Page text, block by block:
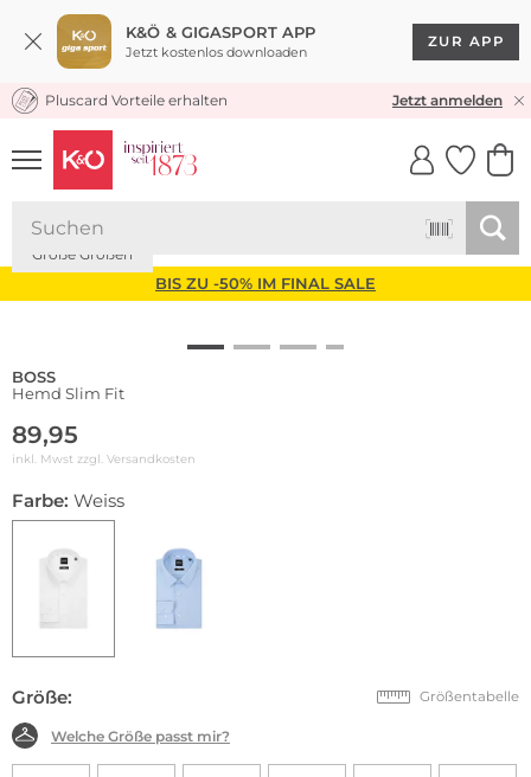
K&Ö & GIGASPORT APP
Jetzt kostenlos downloaden
ZUR APP
KOSTENLOSER VERSAND* & RÜCKVERSAND
Pluscard Vorteile erhalten Jetzt anmelden
UNSERE APP
CLICK &
BIS ZU -50% IM FINAL SALE
Große Größen
BOSS
Hemd Slim Fit
89,95
inkl. Mwst zzgl. Versandkosten
Farbe: Weiss
Größe: Größentabelle
Welche Größe passt mir?